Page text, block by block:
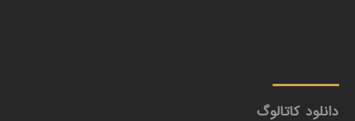
دانلود کاتالوگ